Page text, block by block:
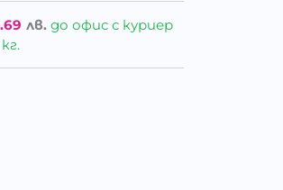
лв. до офис с куриер